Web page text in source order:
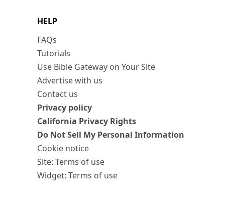
HELP
FAQs
Tutorials
Use Bible Gateway on Your Site
Advertise with us
Contact us
Privacy policy
California Privacy Rights
Do Not Sell My Personal Information
Cookie notice
Site: Terms of use
Widget: Terms of use